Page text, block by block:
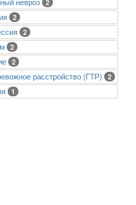
2
2
2
2
2
расстройство (ГТР) 2
1